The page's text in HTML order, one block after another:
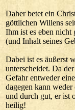
Daher betet ein
göttlichen Willens
Ihm ist es eben nicht
(und Inhalt seines
Dabei ist es äußerst
unterscheidet. Da
Gefahr entweder
dagegen kann
und durch gut, er ist
heilig!